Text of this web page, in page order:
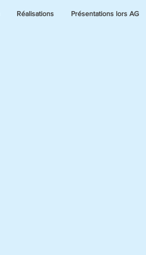
Réalisations Présentations lors AG